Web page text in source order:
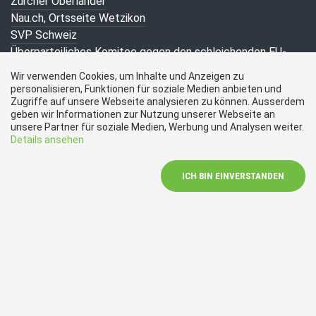
Nau.ch, Ortsseite Wetzikon
SVP Schweiz
Überparteiliches Komitee gegen den schleichenden EU-
Beitritt
SVP des Kantons Zürich
Zürcher Bote – Publikationsorgan der SVP des Kantons
Zürich
SVP Bezirk Hinwil
Wir verwenden Cookies, um Inhalte und Anzeigen zu
personalisieren, Funktionen für soziale Medien anbieten und
Zugriffe auf unsere Webseite analysieren zu können. Ausserdem
geben wir Informationen zur Nutzung unserer Webseite an
unsere Partner für soziale Medien, Werbung und Analysen weiter.
Details ansehen
ICH BIN EINVERSTANDEN